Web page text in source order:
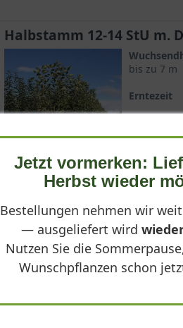
Halbstamm 12-14 StU m.
bis zu 7 m
Erntezeit
Frucht
Geschmack
Säuerlich
Jetzt vormerken:
Herbst wieder
Bestellungen nehmen wir
— ausgeliefert wird
Nutzen Sie die
Wunschpflanzen schon